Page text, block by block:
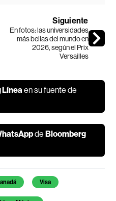
Siguiente
En fotos: las universidades
más bellas del mundo en
2026, según el Prix
Versailles
Línea en su fuente de
deBloomberg
Visa